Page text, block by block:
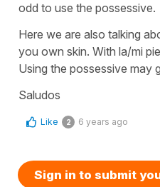
odd to use the possessive.
Here we are also talking
you own skin. With la/mi
Using the possessive may
Saludos
Like 2 6 years ago
Sign in to submit